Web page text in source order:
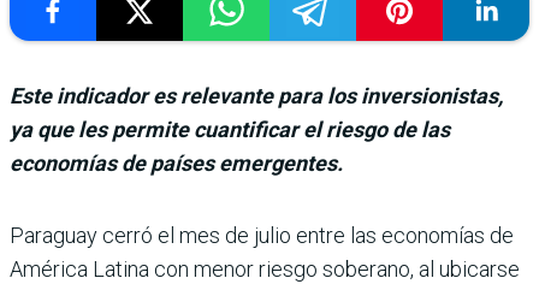
Este indicador es relevante para los inversionistas,
ya que les permite cuantificar el riesgo de las
economías de países emergentes.
Paraguay cerró el mes de julio entre las eco­nomías de
América Latina con menor riesgo soberano, al ubicarse